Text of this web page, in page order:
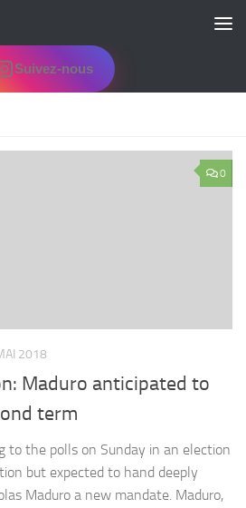
Suivez-nous
0
2018
Maduro anticipated to
term
to the polls on Sunday in an election
but expected to hand deeply
Maduro a new mandate. Maduro,